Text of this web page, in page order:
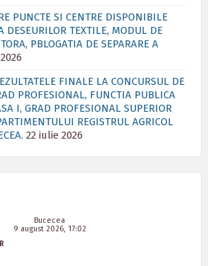
PUNCTE SI CENTRE DISPONIBILE
DESEURILOR TEXTILE, MODUL DE
PBLOGATIA DE SEPARARE A
FINALE LA CONCURSUL DE
PROFESIONAL, FUNCTIA PUBLICA
I, GRAD PROFESIONAL SUPERIOR
REGISTRUL AGRICOL
22 iulie 2026
Bucecea
9 august 2026, 17:02